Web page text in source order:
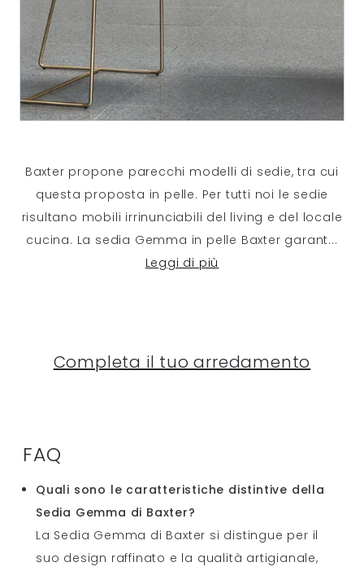
Baxter propone parecchi modelli di sedie, tra cui
questa proposta in pelle. Per tutti noi le sedie
risultano mobili irrinunciabili del living e del locale
cucina. La sedia Gemma in pelle Baxter garant...
Leggi di più
Completa il tuo arredamento
FAQ
Quali sono le caratteristiche distintive della
Sedia Gemma di Baxter?
La Sedia Gemma di Baxter si distingue per il
suo design raffinato e la qualità artigianale,